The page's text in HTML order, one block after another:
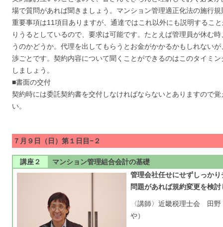
場で質問があれば聞きましょう。マンション管理適正化法の施行
重要事項は11項目ありますが、通達ではこれ以外にも説明するこ
りうるとしているので、要求は可能です。たとえば管理員が休む
うのかどうか。代理を出してもらうとお金がかかるかもしれない
渉ごとです。契約内容について聞くことができるのはこのタイミ
しましょう。
■書面の交付
契約時には委託契約書を交付しなければならないとありますので
い。
７月９日（日）第１日目−２
講座２
マンション管理組合会計の基礎
管理会社任せにせずしっか
問題があれば規約変更を検
〈講師〉近畿税理士会 田
や）